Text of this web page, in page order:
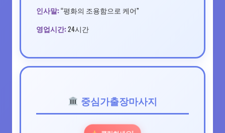
인사말: “평화의 조용함으로 케어”
영업시간: 24시간
중심가출장마사지